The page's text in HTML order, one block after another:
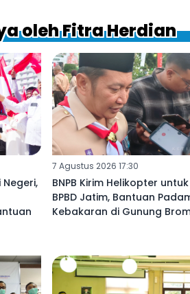
oleh Fitra Herdian
7 Agustus 2026 17:30
BNPB Kirim Helikopter untuk
BPBD Jatim, Bantuan
Kebakaran di Gunung